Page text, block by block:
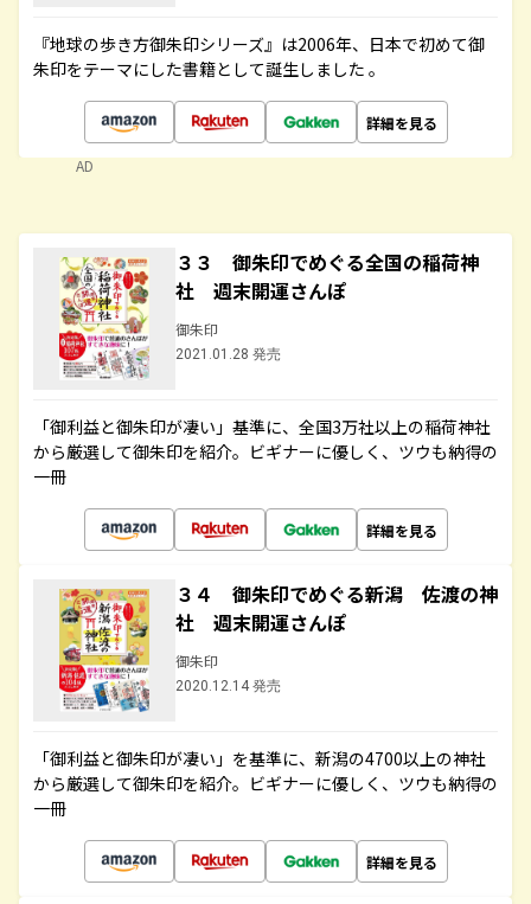
『地球の歩き方御朱印シリーズ』は2006年、日本で初めて御
朱印をテーマにした書籍として誕生しました 。
詳細を見る
AD
３３ 御朱印でめぐる全国の稲荷神
社 週末開運さんぽ
御朱印
2021.01.28 発売
「御利益と御朱印が凄い」基準に、全国3万社以上の稲荷神社
から厳選して御朱印を紹介。ビギナーに優しく、ツウも納得の
一冊
詳細を見る
３４ 御朱印でめぐる新潟 佐渡の神
社 週末開運さんぽ
御朱印
2020.12.14 発売
「御利益と御朱印が凄い」を基準に、新潟の4700以上の神社
から厳選して御朱印を紹介。ビギナーに優しく、ツウも納得の
一冊
詳細を見る